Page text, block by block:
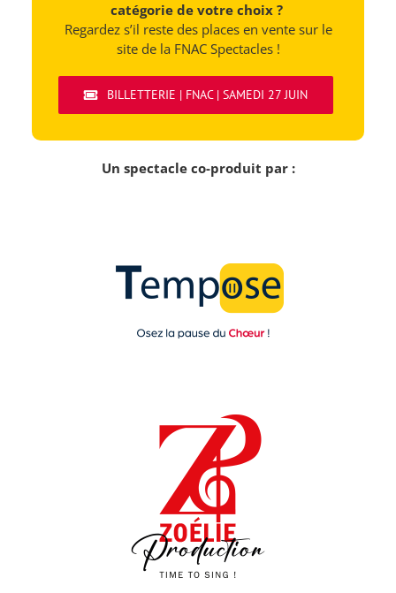
catégorie de votre choix ?
Regardez s’il reste des places en vente sur le
site de la FNAC Spectacles !
BILLETTERIE | FNAC | SAMEDI 27 JUIN
Un spectacle co-produit par :